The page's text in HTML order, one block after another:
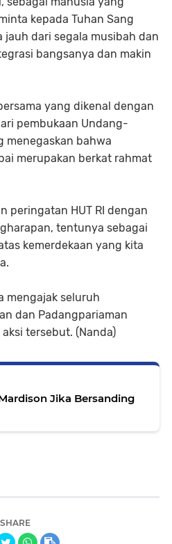
kepada Tuhan Sang
jauh dari segala musibah dan
bangsanya dan makin
yang dikenal dengan
pembukaan Undang-
menegaskan bahwa
merupakan berkat rahmat
peringatan HUT RI dengan
tentunya sebagai
kemerdekaan yang kita
mengajak seluruh
dan Padangpariaman
tersebut. (Nanda)
Jika Bersanding
SHARE